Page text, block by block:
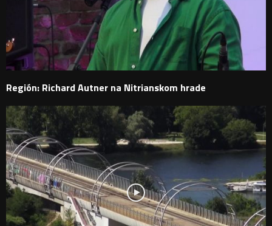
Región: Richard Autner na Nitrianskom hrade